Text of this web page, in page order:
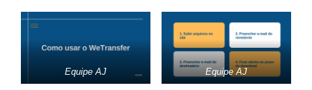
Equipe AJ Equipe AJ